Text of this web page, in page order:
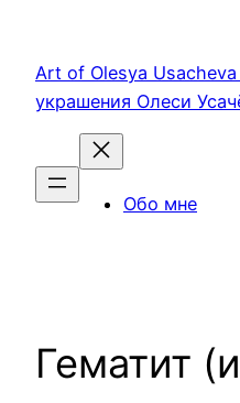
содержимому
Art of Olesya
украшения Олеси
Обо мне
Гематит